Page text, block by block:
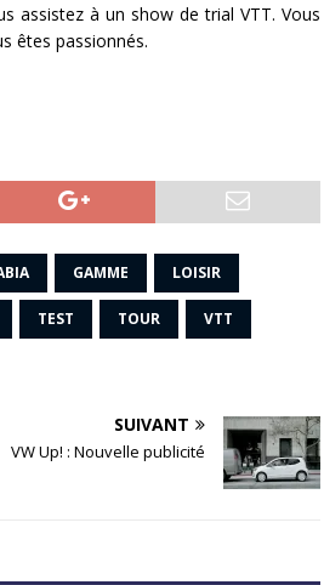
assistez à un show de trial VTT. Vous
êtes passionnés.
GAMME LOISIR
TEST TOUR VTT
SUIVANT
VW Up! : Nouvelle publicité